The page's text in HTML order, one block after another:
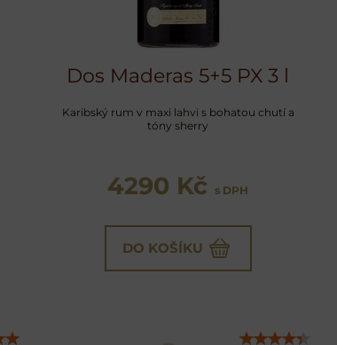
Dos Maderas 5+5 PX 3 l
Karibský rum v maxi lahvi s bohatou chutí a
tóny sherry
4290 Kčs DPH
DO KOŠÍKU